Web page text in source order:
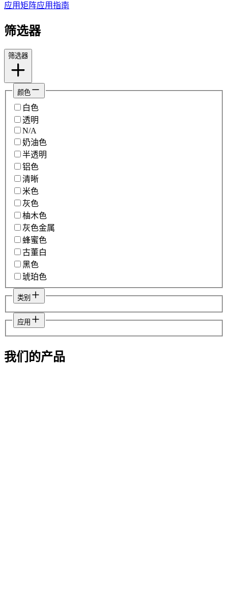
应用矩阵应用指南
筛选器
筛选器
颜色
白色
透明
N/A
奶油色
半透明
铝色
清晰
米色
灰色
柚木色
灰色金属
蜂蜜色
古董白
黑色
琥珀色
类别
应用
我们的产品